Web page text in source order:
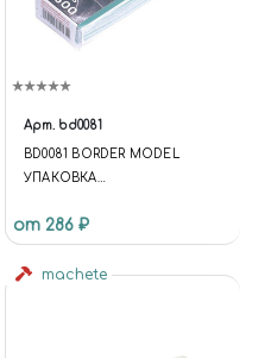
Арт. bd0081
BD0081 BORDER MODEL
УПАКОВКА
НА ЛИПКОЙ ОСНОВЕ #600
(20 ШТ.)
от 286 ₽
machete